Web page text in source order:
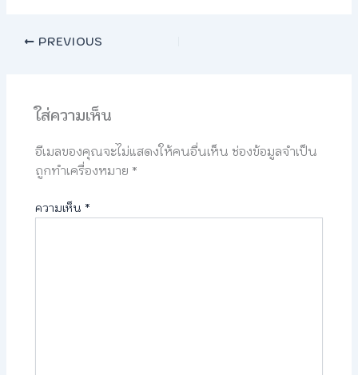
PREVIOUS
ใส่ความเห็น
อีเมลของคุณจะไม่แสดงให้คนอื่นเห็น ช่องข้อมูลจำเป็น
ถูกทำเครื่องหมาย *
ความเห็น *